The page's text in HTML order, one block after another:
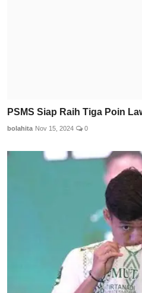
PSMS Siap Raih Tiga Poin
bolahita Nov 15, 2024 0